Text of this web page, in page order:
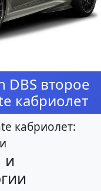
второе
кабриолет
кабриолет:
и